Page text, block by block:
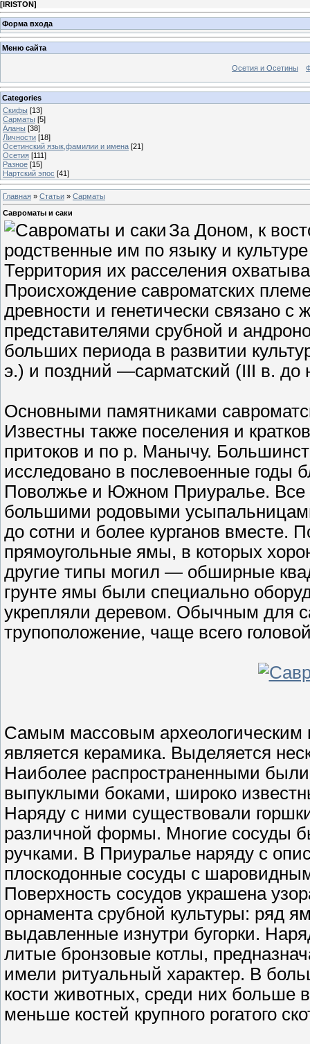
[IRISTON]
Форма входа
Меню сайта
Осетия и Осетины
Categories
Скифы [13]
Сарматы [5]
Аланы [38]
Личности [18]
Осетинский язык,фамилии и имена [21]
Осетия [111]
Разное [15]
Нартский эпос [41]
Главная » Статьи » Сарматы
Савроматы и саки
За Доном, к
родственные им по языку и
Территория их расселения
Происхождение савроматских
древности и генетически связано
представителями срубной и
больших периода в развитии
э.) и поздний —сарматский (III в. до
Основными памятниками
Известны также поселения и
притоков и по р. Манычу.
исследовано в послевоенные годы
Поволжье и Южном Приуралье. Все
большими родовыми
до сотни и более курганов вместе.
прямоугольные ямы, в которых
другие типы могил — обширные
грунте ямы были специально
укрепляли деревом. Обычным для
трупоположение, чаще всего
Самым массовым археологическим
является керамика. Выделяется
Наиболее распространенными
выпуклыми боками, широко
Наряду с ними существовали
различной формы. Многие сосуды
ручками. В Приуралье наряду с
плоскодонные сосуды с
Поверхность сосудов украшена
орнамента срубной культуры: ряд
выдавленные изнутри бугорки.
литые бронзовые котлы,
имели ритуальный характер. В
кости животных, среди них больше
меньше костей крупного рогатого